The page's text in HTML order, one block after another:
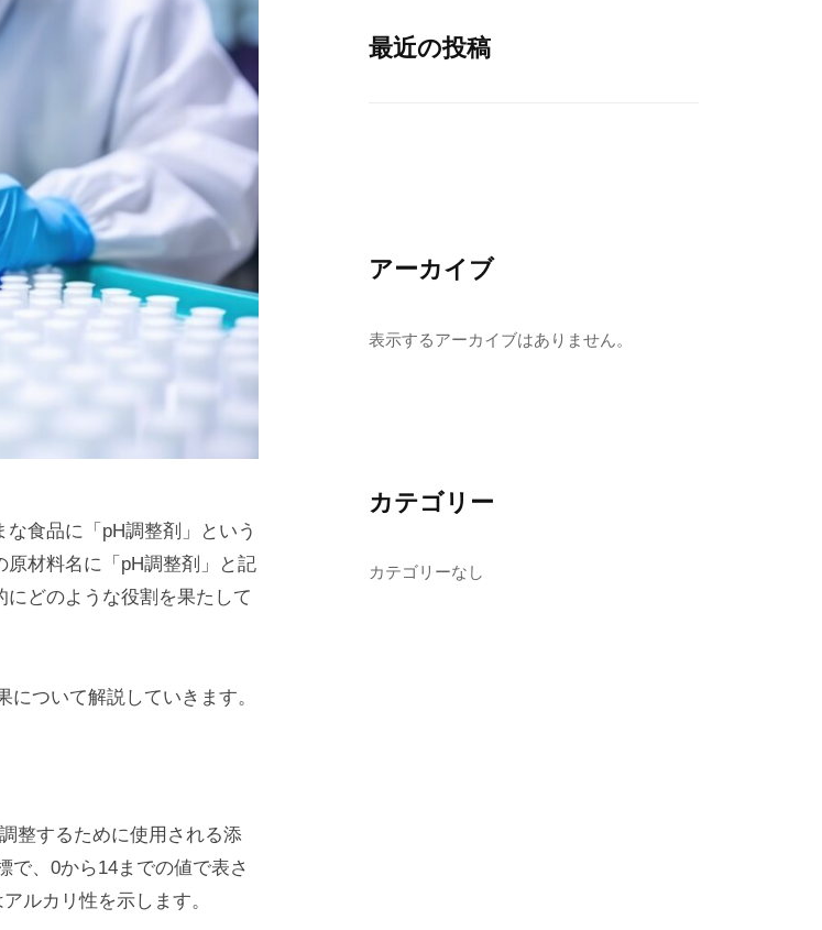
食品に「pH調整剤」という
材料名に「pH調整剤」と記
どのような役割を果たして
ついて解説していきます。
整するために使用される添
で、0から14までの値で表さ
ルカリ性を示します。
最近の投稿
アーカイブ
表示するアーカイブはありません。
カテゴリー
カテゴリーなし